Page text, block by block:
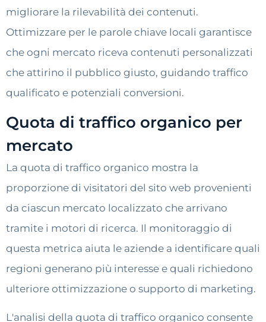
migliorare la rilevabilità dei contenuti.
Ottimizzare per le parole chiave locali garantisce
che ogni mercato riceva contenuti personalizzati
che attirino il pubblico giusto, guidando traffico
qualificato e potenziali conversioni.
Quota di traffico organico per
mercato
La quota di traffico organico mostra la
proporzione di visitatori del sito web provenienti
da ciascun mercato localizzato che arrivano
tramite i motori di ricerca. Il monitoraggio di
questa metrica aiuta le aziende a identificare quali
regioni generano più interesse e quali richiedono
ulteriore ottimizzazione o supporto di marketing.
L'analisi della quota di traffico organico consente